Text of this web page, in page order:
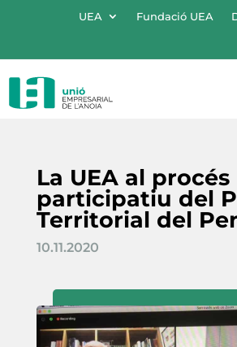
UEA Fundació UEA
La UEA al procés
participatiu del
Territorial del
10.11.2020